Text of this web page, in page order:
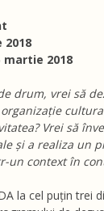
2018
2018
drum, vrei să
Vrei să
și a realiza un
un context în
la cel puțin trei